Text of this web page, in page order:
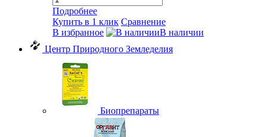
Подробнее
Купить в 1 клик Сравнение
В избранное
В наличии
Центр Природного Земледелия
Биопрепараты